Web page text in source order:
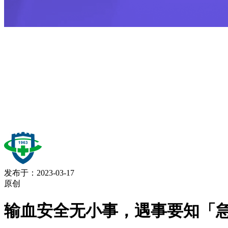
发布于：2023-03-17
原创
输血安全无小事，遇事要知「